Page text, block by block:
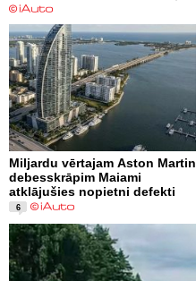
Miljardu vērtajam Aston Martin
debesskrāpim Maiami
atklājušies nopietni defekti
6